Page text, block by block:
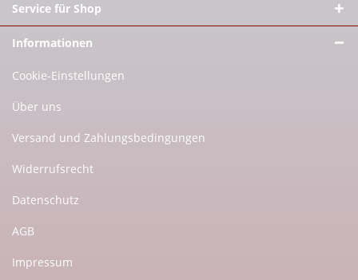
Service für Shop
Informationen
Cookie-Einstellungen
Über uns
Versand und Zahlungsbedingungen
Widerrufsrecht
Datenschutz
AGB
Impressum